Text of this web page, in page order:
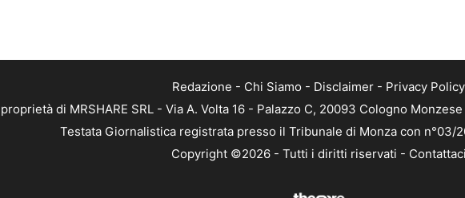
Redazione - Chi Siamo - Disclaimer - Privacy Policy
di MRSHARE SRL - Via A. Volta 16 - Palazzo C, 20093 Cologno
Testata Giornalistica registrata presso il Tribunale di Monza con n°03/
Copyright ©2026 - Tutti i diritti riservati - Contattaci